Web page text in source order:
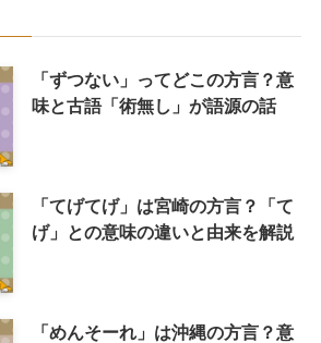
「ずつない」ってどこの方言？意
味と古語「術無し」が語源の話
「てげてげ」は宮崎の方言？「て
げ」との意味の違いと由来を解説
「めんそーれ」は沖縄の方言？意